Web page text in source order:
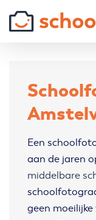
Een
aan de jaren
middelbare
geen